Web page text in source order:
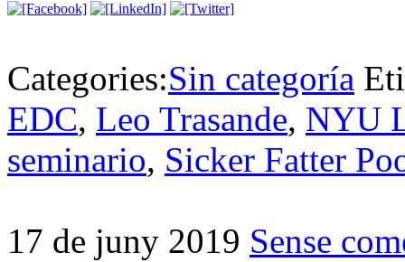
Categories:Sin categoría
EDC, Leo Trasande, NYU
seminario, Sicker Fatter
17 de juny 2019 Sense